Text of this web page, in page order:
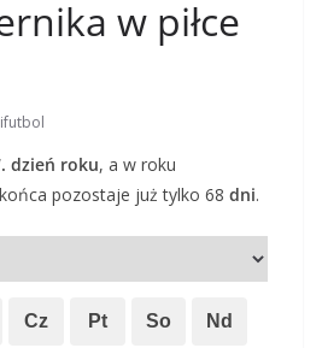
w piłce
ifutbol
dzień roku, a w roku
pozostaje już tylko 68 dni.
Cz Pt So Nd